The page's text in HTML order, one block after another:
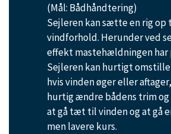
(Mål: Bådhåndtering)
Sejleren kan sætte en rig
vindforhold. Herunder ved
effekt mastehældningen har
Sejleren kan hurtigt
hvis vinden øger eller
hurtig ændre bådens trim
at gå tæt til vinden og at gå
men lavere kurs.